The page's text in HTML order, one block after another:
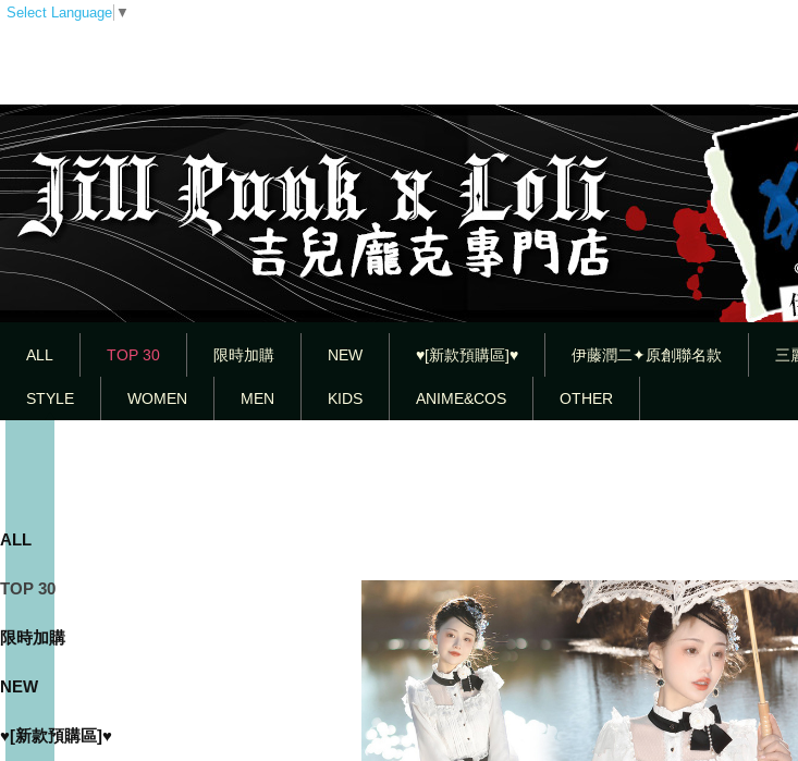
Select Language ▼
ALL TOP 30 限時加購 NEW ♥[新款預購區]♥ 伊藤潤二✦原創聯名款 三
STYLE WOMEN MEN KIDS ANIME&COS OTHER
ALL
TOP 30
限時加購
NEW
♥[新款預購區]♥